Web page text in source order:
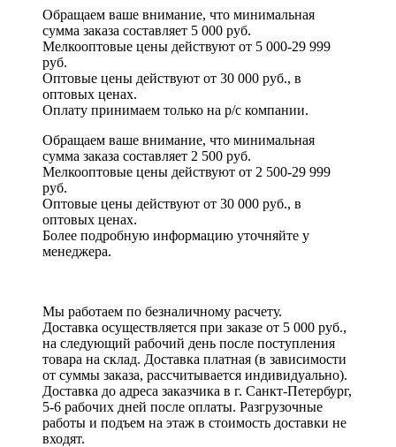
Обращаем ваше внимание, что минимальная
сумма заказа составляет 5 000 руб.
Мелкооптовые цены действуют от 5 000-29 999
руб.
Оптовые цены действуют от 30 000 руб., в
оптовых ценах.
Оплату принимаем только на р/с компании.
Обращаем ваше внимание, что минимальная
сумма заказа составляет 2 500 руб.
Мелкооптовые цены действуют от 2 500-29 999
руб.
Оптовые цены действуют от 30 000 руб., в
оптовых ценах.
Более подробную информацию уточняйте у
менеджера.
Мы работаем по безналичному расчету.
Доставка осуществляется при заказе от 5 000 руб.,
на следующий рабочий день после поступления
товара на склад. Доставка платная (в зависимости
от суммы заказа, рассчитывается индивидуально).
Доставка до адреса заказчика в г. Санкт-Петербург,
5-6 рабочих дней после оплаты. Разгрузочные
работы и подъем на этаж в стоимость доставки не
входят.